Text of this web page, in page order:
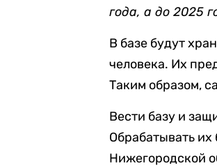
года, а до 2025
В базе будут
человека. Их
Таким образом,
Вести базу и
Обрабатывать их
Нижегородской